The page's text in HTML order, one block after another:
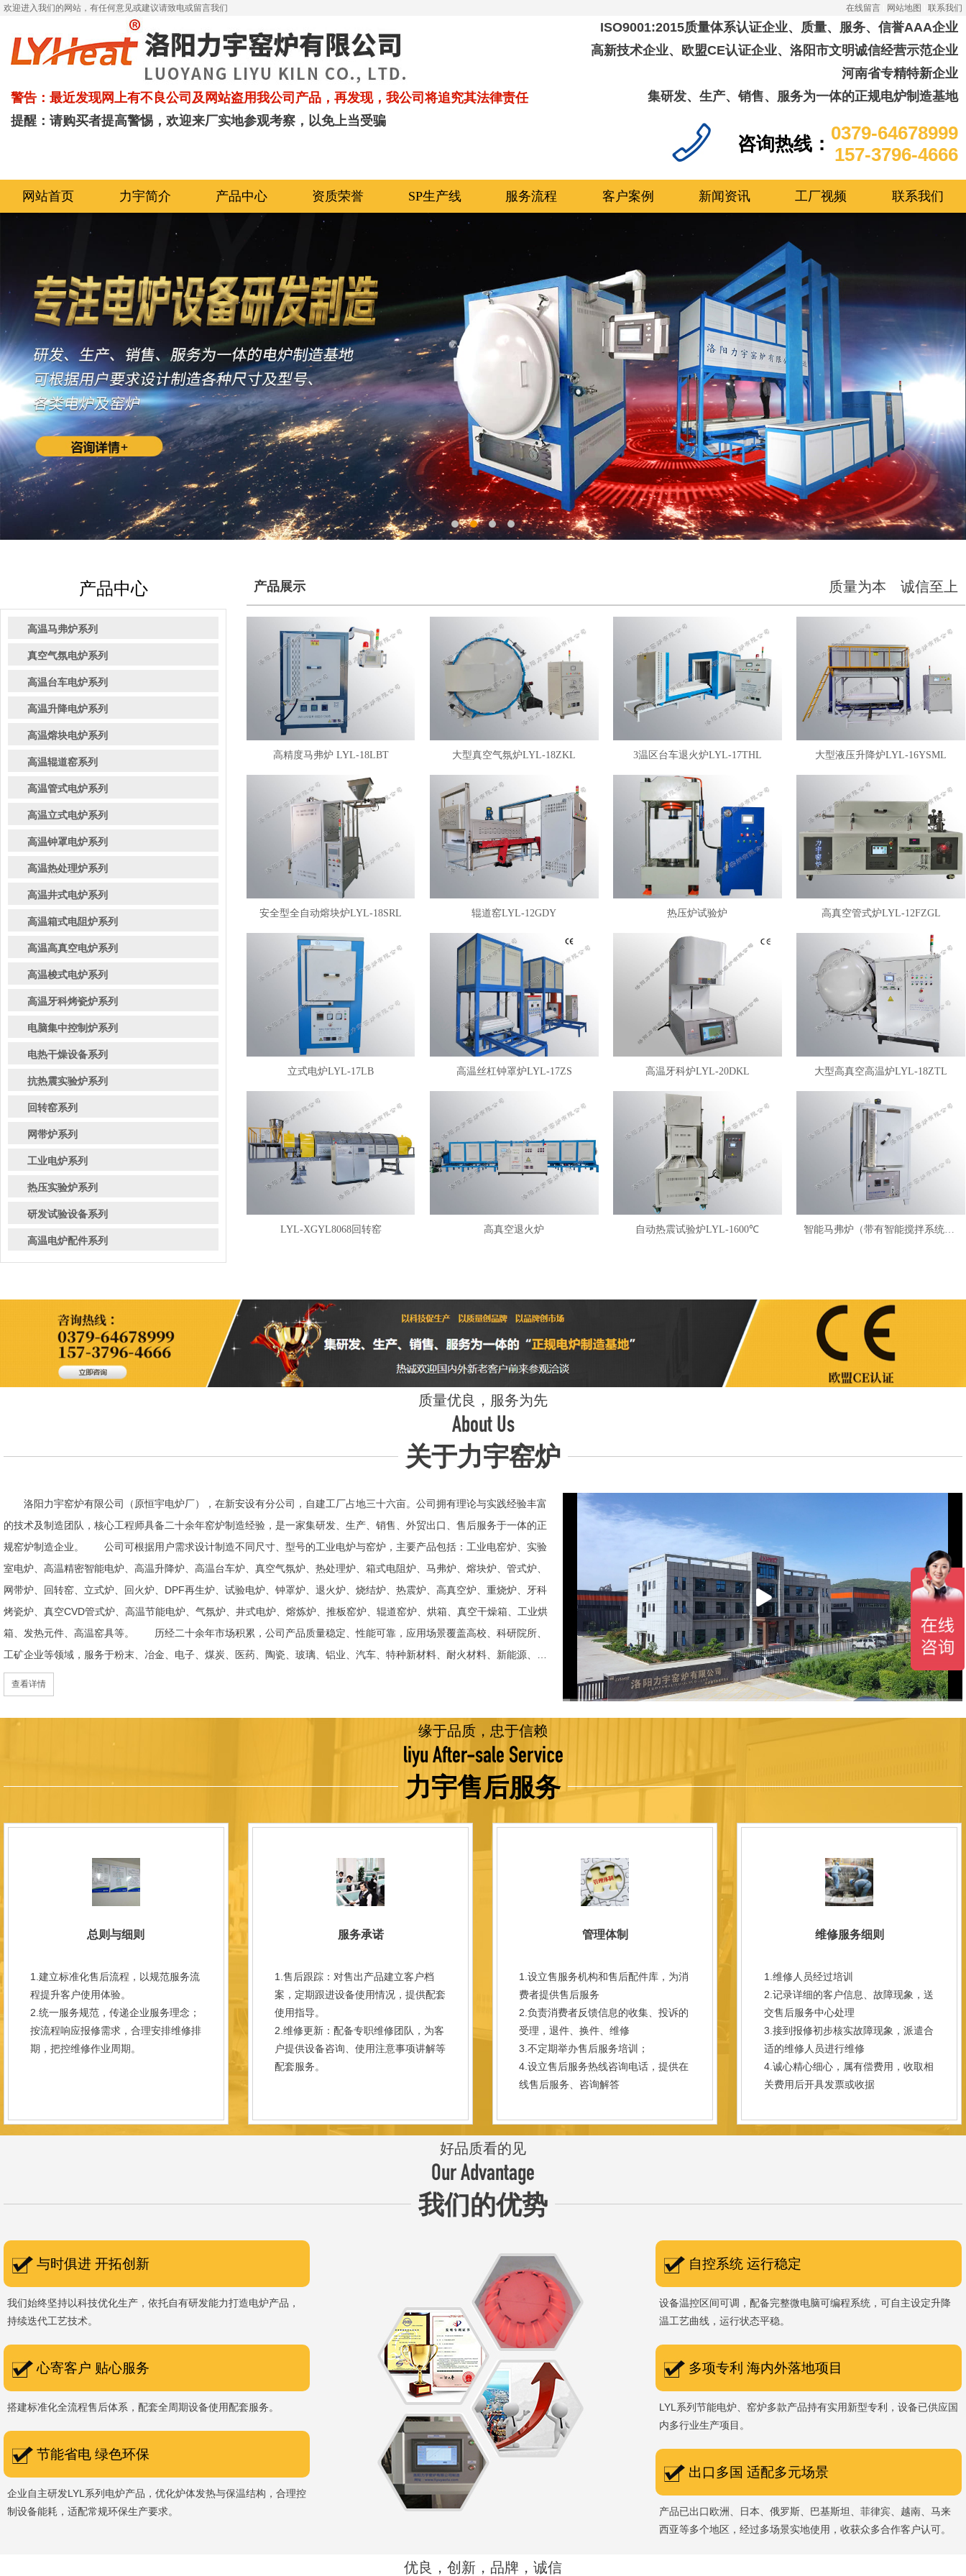
欢迎进入我们的网站，有任何意见或建议请致电或留言我们 在线留言 网站地图 联系我们
警告：最近发现网上有不良公司及网站盗用我公司产品，再发现，我公司将追究其法律责任
提醒：请购买者提高警惕，欢迎来厂实地参观考察，以免上当受骗
ISO9001:2015质量体系认证企业、质量、服务、信誉AAA企业
高新技术企业、欧盟CE认证企业、洛阳市文明诚信经营示范企业
河南省专精特新企业
集研发、生产、销售、服务为一体的正规电炉制造基地
咨询热线： 0379-64678999
157-3796-4666
网站首页 力宇简介 产品中心 资质荣誉 SP生产线 服务流程 客户案例 新闻资讯 工厂视频 联系我们
产品中心
高温马弗炉系列
真空气氛电炉系列
高温台车电炉系列
高温升降电炉系列
高温熔块电炉系列
高温辊道窑系列
高温管式电炉系列
高温立式电炉系列
高温钟罩电炉系列
高温热处理炉系列
高温井式电炉系列
高温箱式电阻炉系列
高温高真空电炉系列
高温梭式电炉系列
高温牙科烤瓷炉系列
电脑集中控制炉系列
电热干燥设备系列
抗热震实验炉系列
回转窑系列
网带炉系列
工业电炉系列
热压实验炉系列
研发试验设备系列
高温电炉配件系列
产品展示 质量为本 诚信至上
高精度马弗炉 LYL-18LBT 大型真空气氛炉LYL-18ZKL 3温区台车退火炉LYL-17THL 大型液压升降炉LYL-16YSML
安全型全自动熔块炉LYL-18SRL 辊道窑LYL-12GDY 热压炉试验炉 高真空管式炉LYL-12FZGL
立式电炉LYL-17LB 高温丝杠钟罩炉LYL-17ZS 高温牙科炉LYL-20DKL 大型高真空高温炉LYL-18ZTL
LYL-XGYL8068回转窑 高真空退火炉 自动热震试验炉LYL-1600℃ 智能马弗炉（带有智能搅拌系统）LYL-FANM
质量优良，服务为先
About Us
关于力宇窑炉
洛阳力宇窑炉有限公司（原恒宇电炉厂），在新安设有分公司，自建工厂占地三十六亩。公司拥有理论与实践经验丰富
的技术及制造团队，核心工程师具备二十余年窑炉制造经验，是一家集研发、生产、销售、外贸出口、售后服务于一体的正
规窑炉制造企业。 公司可根据用户需求设计制造不同尺寸、型号的工业电炉与窑炉，主要产品包括：工业电窑炉、实验
室电炉、高温精密智能电炉、高温升降炉、高温台车炉、真空气氛炉、热处理炉、箱式电阻炉、马弗炉、熔块炉、管式炉、
网带炉、回转窑、立式炉、回火炉、DPF再生炉、试验电炉、钟罩炉、退火炉、烧结炉、热震炉、高真空炉、重烧炉、牙科
烤瓷炉、真空CVD管式炉、高温节能电炉、气氛炉、井式电炉、熔炼炉、推板窑炉、辊道窑炉、烘箱、真空干燥箱、工业烘
箱、发热元件、高温窑具等。 历经二十余年市场积累，公司产品质量稳定、性能可靠，应用场景覆盖高校、科研院所、
工矿企业等领域，服务于粉末、冶金、电子、煤炭、医药、陶瓷、玻璃、铝业、汽车、特种新材料、耐火材料、新能源、航
天航空、化工、金属烧结及金属热处理等行业，产品覆盖国内多省市，并出口至海外多个国家和地区。 近年来，公司通
过理念更新、体制机制优化与科技创新，于2015年通过ISO 9001:2015质量管理体系认证，主营业务收入保持稳步增长，国
内市场份额稳步提升，并获得质量诚信AAA 级企业荣誉证书。 在产品技术方面，公司坚持精益求精、持续创新，自主
研发LYL系列节能精密型智能化电炉、窑炉产品，多项产品通过相关权威认证。产品具备升温快、节能效果显著、温控精
准、智能自动化程度高、运行稳定、保温性能优良、全程电脑控制、可编程自动升降温及保温、炉体表面温度接近室温等特
点；产品安全方面，已通过欧盟CE认证。 公司凭借技术积累与产品优势，获得多项官方资质认定：高新 技术企业、科
技型中小企业、洛阳市企业研发中心（证书编号：202207080）、河南省专精特新企业。 我们坚持以科技促生产，
以质量创品牌，以品牌创市场的战略发展，实现科学化管理，我们以质量保证，服务完善，信誉良好的原则。 热诚欢迎
查看详情
缘于品质，忠于信赖
liyu After-sale Service
力宇售后服务
总则与细则
1.建立标准化售后流程，以规范服务流
程提升客户使用体验。
2.统一服务规范，传递企业服务理念；
按流程响应报修需求，合理安排维修排
期，把控维修作业周期。
服务承诺
1.售后跟踪：对售出产品建立客户档
案，定期跟进设备使用情况，提供配套
使用指导。
2.维修更新：配备专职维修团队，为客
户提供设备咨询、使用注意事项讲解等
配套服务。
管理体制
1.设立售服务机构和售后配件库，为消
费者提供售后服务
2.负责消费者反馈信息的收集、投诉的
受理，退件、换件、维修
3.不定期举办售后服务培训；
4.设立售后服务热线咨询电话，提供在
线售后服务、咨询解答
维修服务细则
1.维修人员经过培训
2.记录详细的客户信息、故障现象，送
交售后服务中心处理
3.接到报修初步核实故障现象，派遣合
适的维修人员进行维修
4.诚心精心细心，属有偿费用，收取相
关费用后开具发票或收据
好品质看的见
Our Advantage
我们的优势
与时俱进 开拓创新
我们始终坚持以科技优化生产，依托自有研发能力打造电炉产品，
持续迭代工艺技术。
心寄客户 贴心服务
搭建标准化全流程售后体系，配套全周期设备使用配套服务。
节能省电 绿色环保
企业自主研发LYL系列电炉产品，优化炉体发热与保温结构，合理控
制设备能耗，适配常规环保生产要求。
自控系统 运行稳定
设备温控区间可调，配备完整微电脑可编程系统，可自主设定升降
温工艺曲线，运行状态平稳。
多项专利 海内外落地项目
LYL系列节能电炉、窑炉多款产品持有实用新型专利，设备已供应国
内多行业生产项目。
出口多国 适配多元场景
产品已出口欧洲、日本、俄罗斯、巴基斯坦、菲律宾、越南、马来
西亚等多个地区，经过多场景实地使用，收获众多合作客户认可。
优良，创新，品牌，诚信